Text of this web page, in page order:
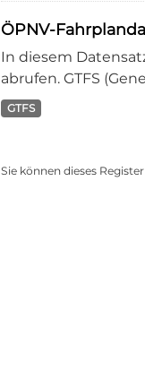
ÖPNV-
In diesem
abrufen. GTFS
GTFS
Sie können dieses